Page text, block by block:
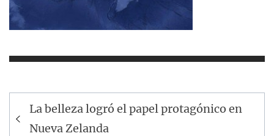
Navegación
de
La belleza logró el papel protagónico en
Nueva Zelanda